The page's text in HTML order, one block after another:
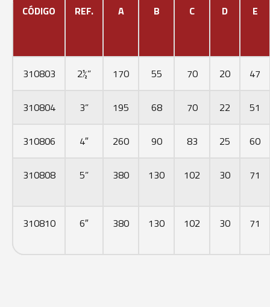
CÓDIGO REF. A B C D E
310803 2½” 170 55 70 20 47
310804 3” 195 68 70 22 51
310806 4″ 260 90 83 25 60
310808 5” 380 130 102 30 71
310810 6″ 380 130 102 30 71